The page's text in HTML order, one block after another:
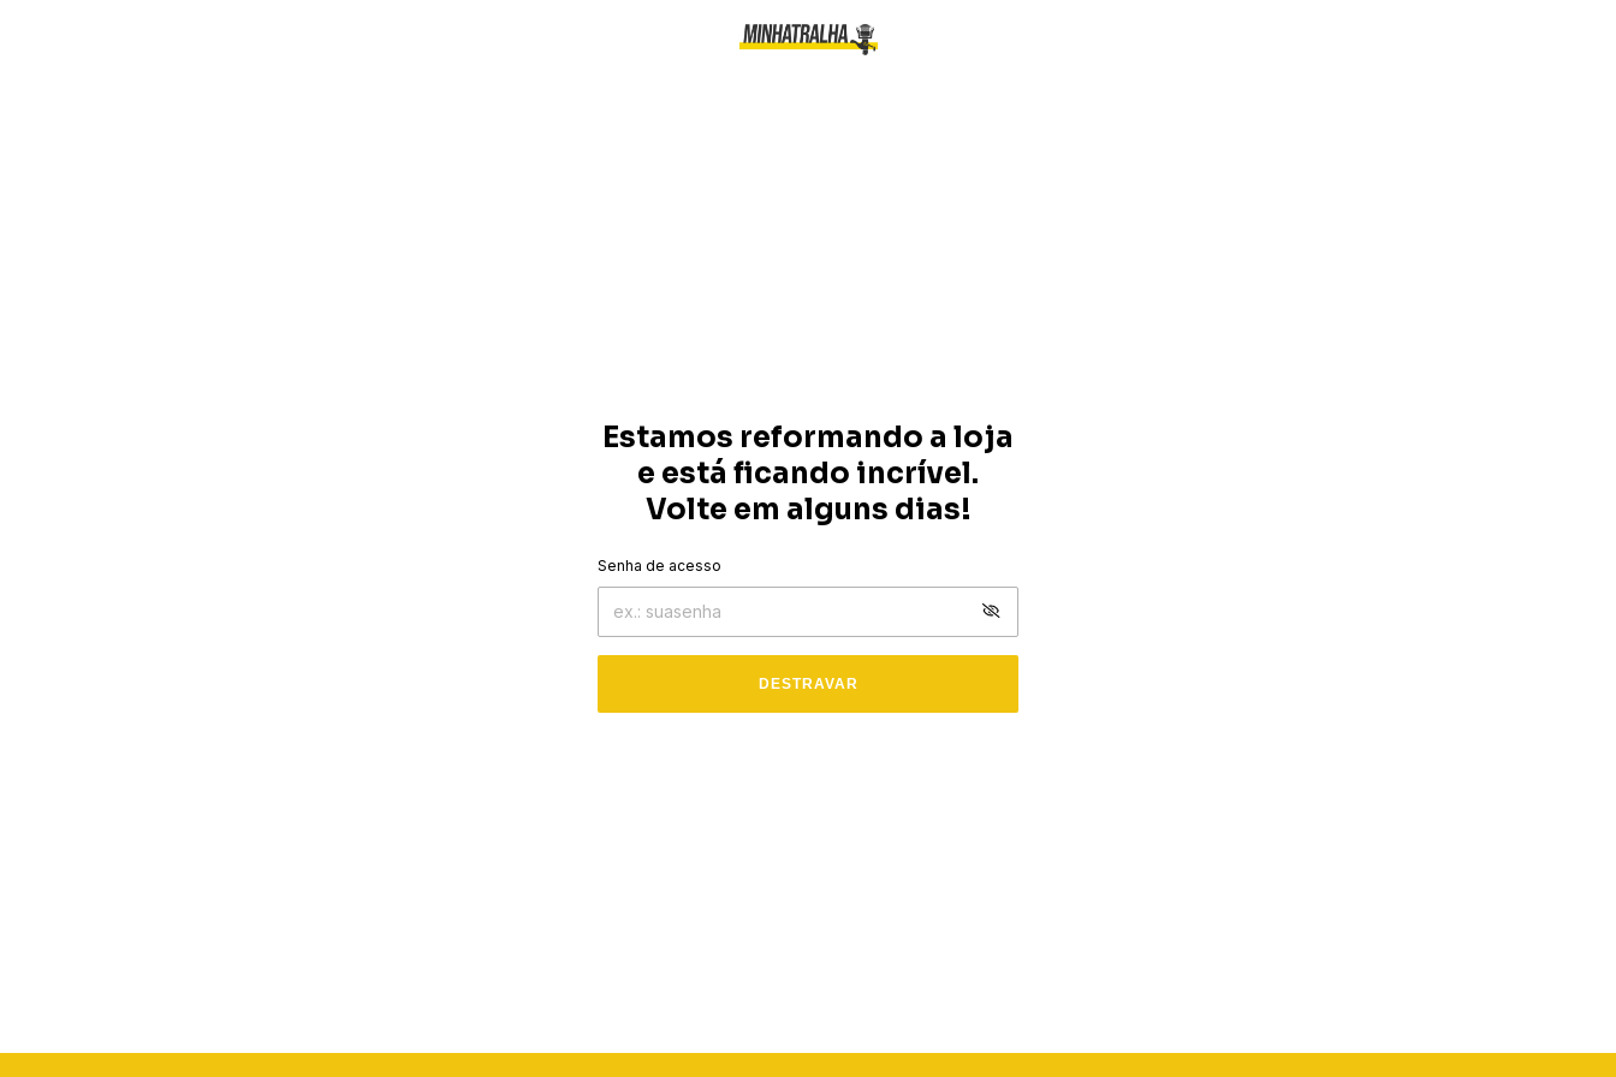
Estamos reformando a loja
e está ficando incrível.
Volte em alguns dias!
Senha de acesso
DESTRAVAR